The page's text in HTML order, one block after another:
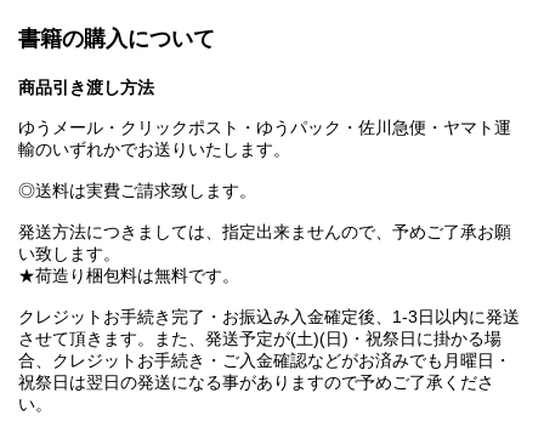
書籍の購入について
商品引き渡し方法
ゆうメール・クリックポスト・ゆうパック・佐川急便・ヤマト運
輸のいずれかでお送りいたします。
◎送料は実費ご請求致します。
発送方法につきましては、指定出来ませんので、予めご了承お願
い致します。
★荷造り梱包料は無料です。
クレジットお手続き完了・お振込み入金確定後、1-3日以内に発送
させて頂きます。また、発送予定が(土)(日)・祝祭日に掛かる場
合、クレジットお手続き・ご入金確認などがお済みでも月曜日・
祝祭日は翌日の発送になる事がありますので予めご了承くださ
い。